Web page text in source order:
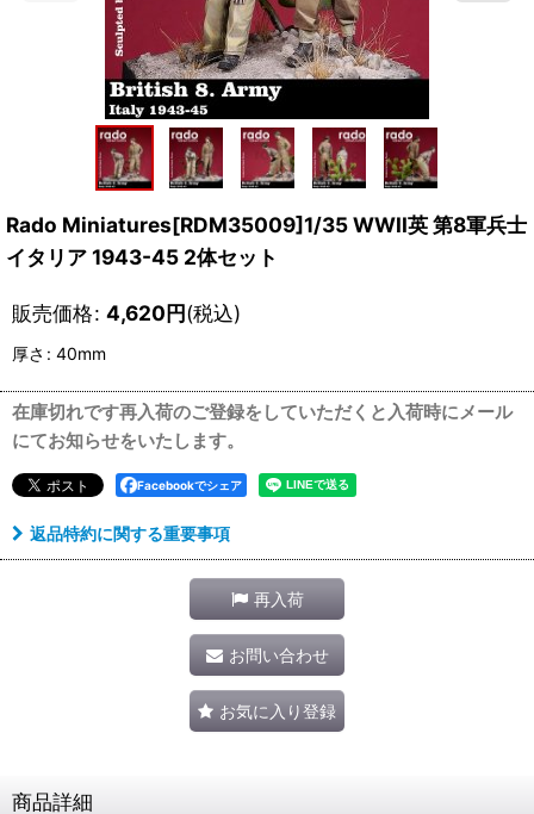
Rado Miniatures[RDM35009]1/35 WWII英 第8軍兵士
イタリア 1943-45 2体セット
販売価格: 4,620円(税込)
厚さ : 40mm
在庫切れです再入荷のご登録をしていただくと入荷時にメール
にてお知らせをいたします。
Facebookでシェア
返品特約に関する重要事項
再入荷
お問い合わせ
お気に入り登録
商品詳細